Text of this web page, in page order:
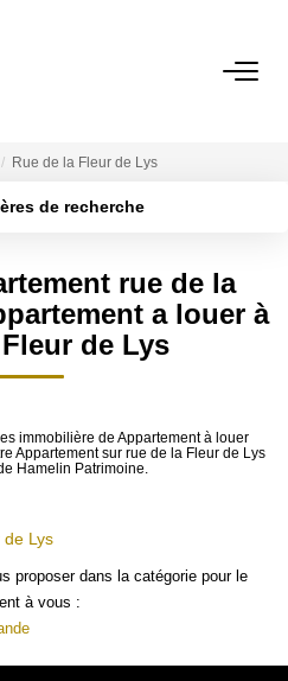
Services
A LOUER
À Vendre
À Louer
Rue de la Fleur de Lys
de recherche
Plus de critères
rue de la
a louer à
de Lys
immobilière de Appartement à louer
Appartement sur rue de la Fleur de Lys
Hamelin Patrimoine.
Lys
proposer dans la catégorie pour le
à vous :